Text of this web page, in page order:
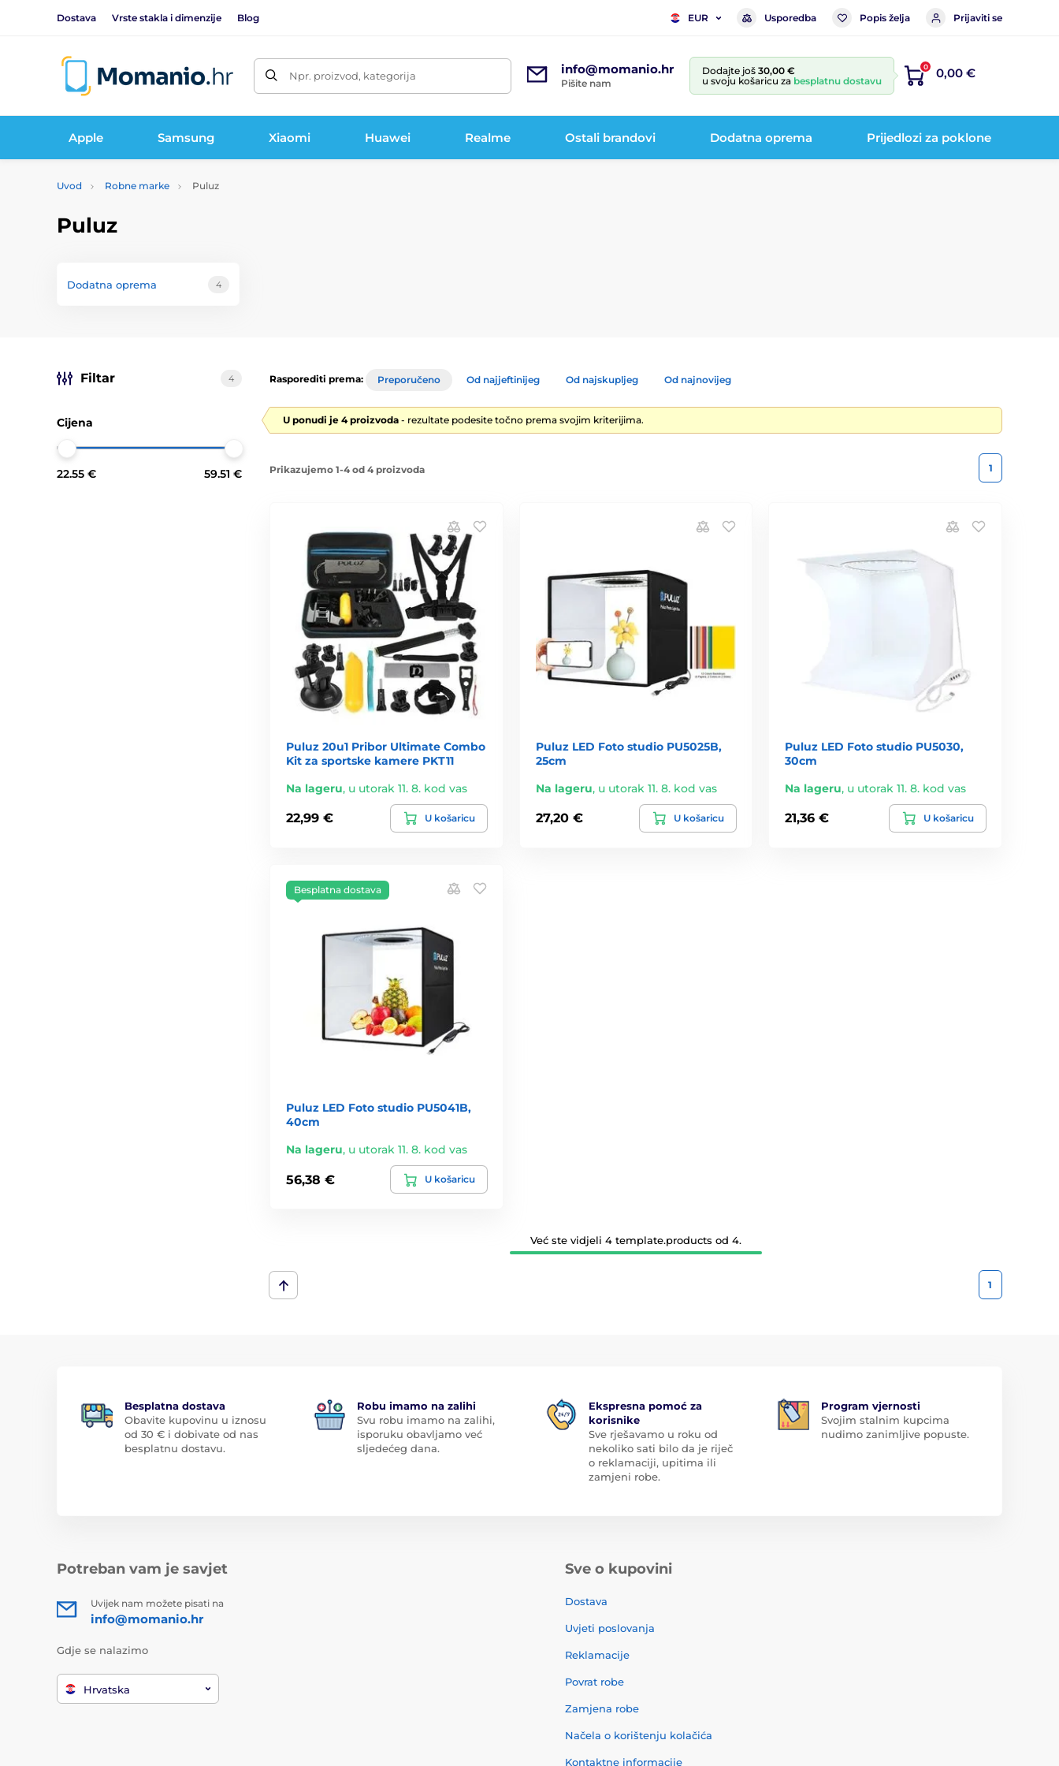
Dostava Vrste stakla i dimenzije Blog EUR Usporedba Popis želja Prijaviti se
Npr. proizvod, kategorija info@momanio.hr
Pišite nam
Dodajte još 30,00 €
u svoju košaricu za besplatnu dostavu
0 0,00 €
Apple Samsung Xiaomi Huawei Realme Ostali brandovi Dodatna oprema Prijedlozi za poklone
Uvod Robne marke Puluz
Puluz
Dodatna oprema 4
Filtar 4
Cijena
22.55 € 59.51 €
Rasporediti prema: Preporučeno Od najjeftinijeg Od najskupljeg Od najnovijeg
U ponudi je 4 proizvoda - rezultate podesite točno prema svojim kriterijima.
Prikazujemo 1-4 od 4 proizvoda 1
Puluz 20u1 Pribor Ultimate Combo
Kit za sportske kamere PKT11
Na lageru, u utorak 11. 8. kod vas
22,99 € U košaricu
Puluz LED Foto studio PU5025B,
25cm
Na lageru, u utorak 11. 8. kod vas
27,20 € U košaricu
Puluz LED Foto studio PU5030,
30cm
Na lageru, u utorak 11. 8. kod vas
21,36 € U košaricu
Besplatna dostava
Puluz LED Foto studio PU5041B,
40cm
Na lageru, u utorak 11. 8. kod vas
56,38 € U košaricu
Već ste vidjeli 4 template.products od 4.
1
Besplatna dostava
Obavite kupovinu u iznosu
od 30 € i dobivate od nas
besplatnu dostavu.
Robu imamo na zalihi
Svu robu imamo na zalihi,
isporuku obavljamo već
sljedećeg dana.
Ekspresna pomoć za
korisnike
Sve rješavamo u roku od
nekoliko sati bilo da je riječ
o reklamaciji, upitima ili
zamjeni robe.
Program vjernosti
Svojim stalnim kupcima
nudimo zanimljive popuste.
Potreban vam je savjet
Uvijek nam možete pisati na
info@momanio.hr
Gdje se nalazimo
Hrvatska
Sve o kupovini
Dostava
Uvjeti poslovanja
Reklamacije
Povrat robe
Zamjena robe
Načela o korištenju kolačića
Kontaktne informacije